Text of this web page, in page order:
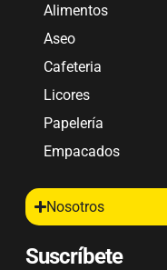
Alimentos
Aseo
Cafeteria
Licores
Papelería
Empacados
Nosotros
Suscríbete